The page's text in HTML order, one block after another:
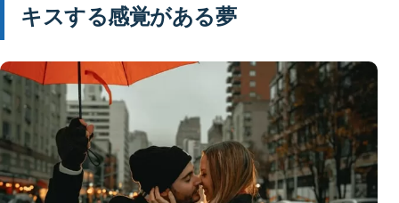
キスする感覚がある夢